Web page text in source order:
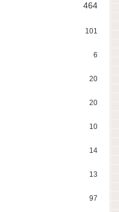
464
101
6
20
20
10
14
13
97